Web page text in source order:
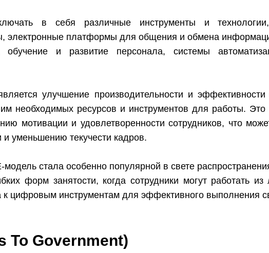
в себя различные инструменты и
электронные платформы для общения и обмена
обучение и развитие персонала, системы
улучшение производительности и эффективности
необходимых ресурсов и инструментов для работы. Это
мотивации и удовлетворенности сотрудников, что
уменьшению текучести кадров.
стала особенно популярной в свете
форм занятости, когда сотрудники могут работать из
к цифровым инструментам для эффективного выполнения
To Government)